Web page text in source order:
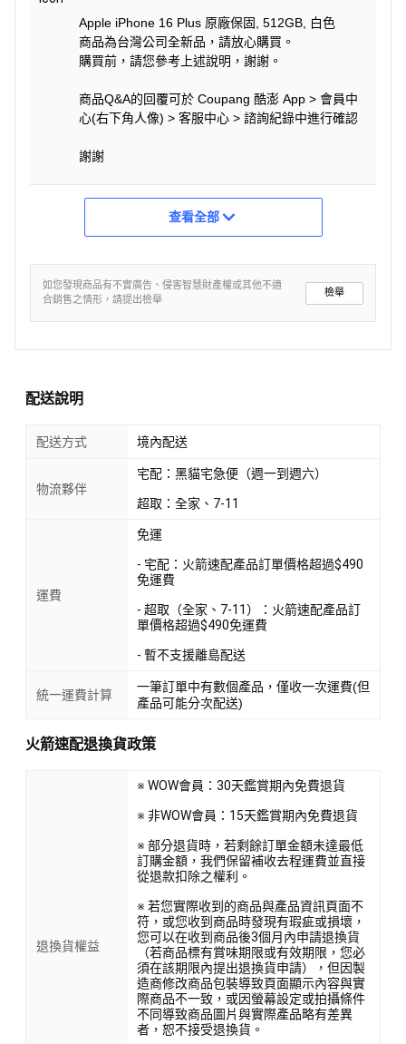
Apple iPhone 16 Plus 原廠保固, 512GB, 白色
商品為台灣公司全新品，請放心購買。
購買前，請您參考上述說明，謝謝。
商品Q&A的回覆可於 Coupang 酷澎 App > 會員中
心(右下角人像) > 客服中心 > 諮詢紀錄中進行確認
謝謝
查看全部
如您發現商品有不實廣告、侵害智慧財產權或其他不適
合銷售之情形，請提出檢舉
檢舉
配送說明
配送方式 境內配送
物流夥伴
宅配：黑貓宅急便（週一到週六）
超取：全家、7-11
運費
免運
- 宅配：火箭速配產品訂單價格超過$490
免運費
- 超取（全家、7-11）：火箭速配產品訂
單價格超過$490免運費
- 暫不支援離島配送
統一運費計算
一筆訂單中有數個產品，僅收一次運費(但
產品可能分次配送)
火箭速配退換貨政策
退換貨權益
※ WOW會員：30天鑑賞期內免費退貨
※ 非WOW會員：15天鑑賞期內免費退貨
※ 部分退貨時，若剩餘訂單金額未達最低
訂購金額，我們保留補收去程運費並直接
從退款扣除之權利。
※ 若您實際收到的商品與產品資訊頁面不
符，或您收到商品時發現有瑕疵或損壞，
您可以在收到商品後3個月內申請退換貨
（若商品標有賞味期限或有效期限，您必
須在該期限內提出退換貨申請），但因製
造商修改商品包裝導致頁面顯示內容與實
際商品不一致，或因螢幕設定或拍攝條件
不同導致商品圖片與實際產品略有差異
者，恕不接受退換貨。